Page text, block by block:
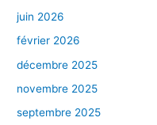
juin 2026
février 2026
décembre 2025
novembre 2025
septembre 2025